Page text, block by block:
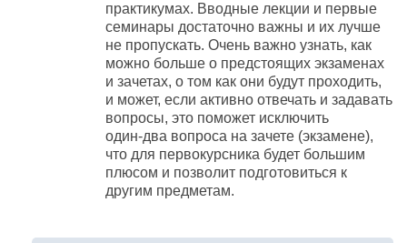
практикумах. Вводные лекции и первые
семинары достаточно важны и их лучше
не пропускать. Очень важно узнать, как
можно больше о предстоящих экзаменах
и зачетах, о том как они будут проходить,
и может, если активно отвечать и задавать
вопросы, это поможет исключить
один-два вопроса на зачете (экзамене),
что для первокурсника будет большим
плюсом и позволит подготовиться к
другим предметам.